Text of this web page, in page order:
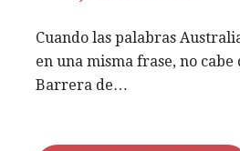
Cuando las palabras
en una misma frase, no cabe
Barrera de…